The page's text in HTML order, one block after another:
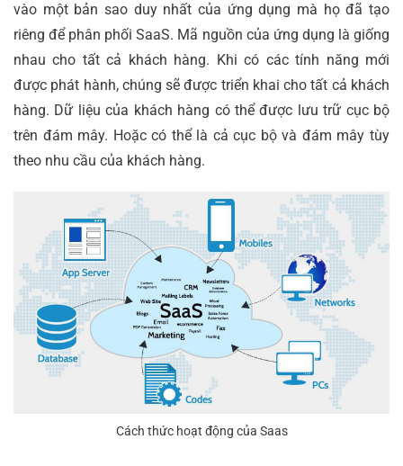
vào một bản sao duy nhất của ứng dụng mà họ đã tạo
riêng để phân phối SaaS. Mã nguồn của ứng dụng là giống
nhau cho tất cả khách hàng. Khi có các tính năng mới
được phát hành, chúng sẽ được triển khai cho tất cả khách
hàng. Dữ liệu của khách hàng có thể được lưu trữ cục bộ
trên đám mây. Hoặc có thể là cả cục bộ và đám mây tùy
theo nhu cầu của khách hàng.
Cách thức hoạt động của Saas